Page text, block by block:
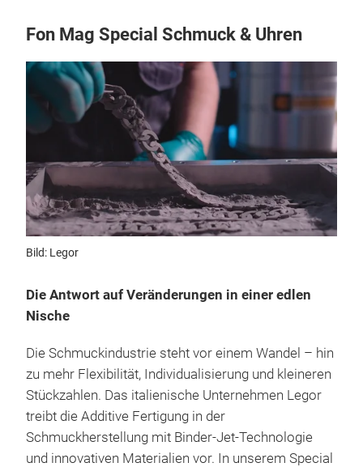
Fon Mag Special Schmuck & Uhren
Bild: Legor
Die Antwort auf Veränderungen in einer edlen
Nische
Die Schmuckindustrie steht vor einem Wandel – hin
zu mehr Flexibilität, Individualisierung und kleineren
Stückzahlen. Das italienische Unternehmen Legor
treibt die Additive Fertigung in der
Schmuckherstellung mit Binder-Jet-Technologie
und innovativen Materialien vor. In unserem Special